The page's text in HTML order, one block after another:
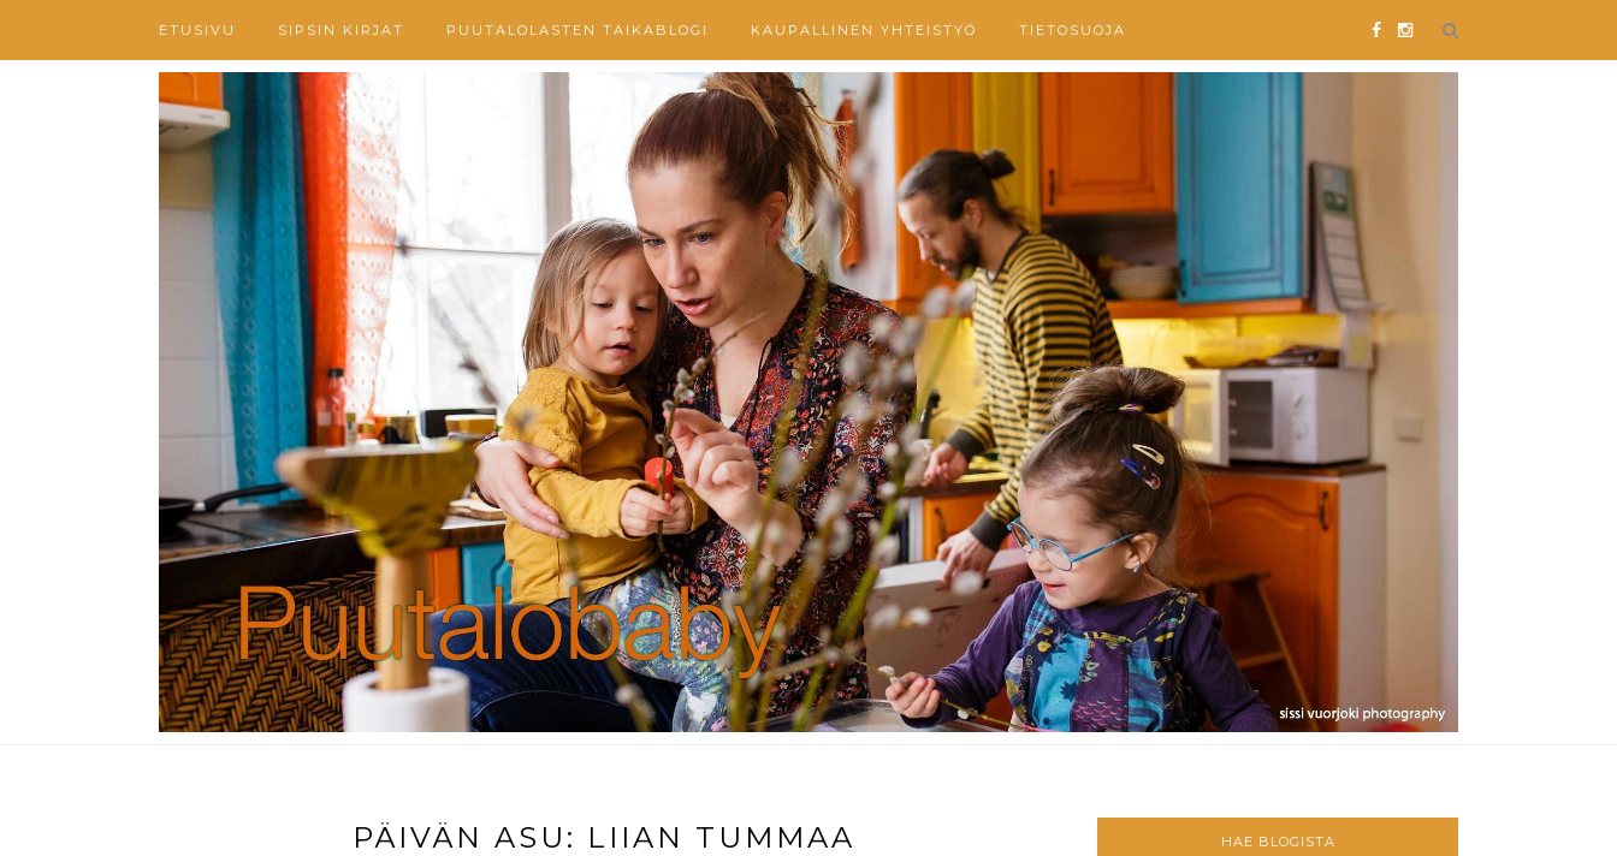
ETUSIVU SIPSIN KIRJAT PUUTALOLASTEN TAIKABLOGI KAUPALLINEN YHTEISTYÖ TIETOSUOJA
PÄIVÄN ASU: LIIAN TUMMAA HAE BLOGISTA